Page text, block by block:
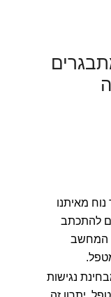
נוח מאיתנו
להתכתב
המחשב
נגישות